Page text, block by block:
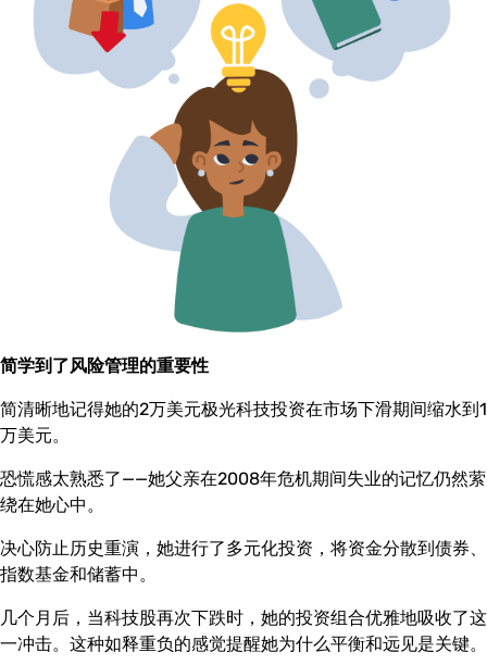
简学到了风险管理的重要性
简清晰地记得她的2万美元极光科技投资在市场下滑期间缩水到1
万美元。
恐慌感太熟悉了——她父亲在2008年危机期间失业的记忆仍然萦
绕在她心中。
决心防止历史重演，她进行了多元化投资，将资金分散到债券、
指数基金和储蓄中。
几个月后，当科技股再次下跌时，她的投资组合优雅地吸收了这
一冲击。这种如释重负的感觉提醒她为什么平衡和远见是关键。